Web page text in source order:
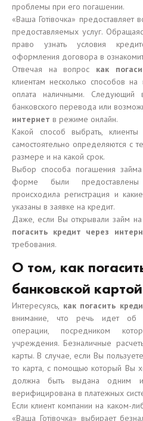
проблемы при его погашении.
«Ваша Готівочка»
предоставляемых услуг.
право узнать условия
оформления договора в
Отвечая на вопрос как
клиентам несколько способов
оплата наличными.
банковского перевода или
интернет в режиме онлайн.
Какой способ выбрать,
самостоятельно определяются с
размере и на какой срок.
Выбор способа погашения
форме были
происходила регистрация и
указаны в заявке на кредит.
Даже, если Вы открывали займ
погасить кредит через
требования.
О том, как
банковской картой
Интересуясь, как погасить
внимание, что речь идет об
операции, посредником
учреждения. Безналичные
карты. В случае, если Вы
то карта, с помощью который Вы
должна быть выдана одним
верифицирована в платежных
Если клиент компании на каком-
«Ваша Готівочка» выбирает